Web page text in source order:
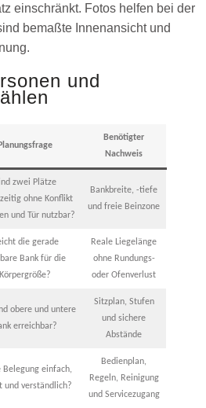
einschränkt. Fotos helfen bei der
bemaßte Innenansicht und
und
Planungsfrage
Benötigter
Nachweis
zwei Plätze
ohne Konflikt
und Tür nutzbar?
Bankbreite, -tiefe
und freie Beinzone
die gerade
Bank für die
Körpergröße?
Reale Liegelänge
ohne Rundungs-
oder Ofenverlust
obere und untere
erreichbar?
Sitzplan, Stufen
und sichere
Abstände
Belegung einfach,
und verständlich?
Bedienplan,
Regeln, Reinigung
und Servicezugang